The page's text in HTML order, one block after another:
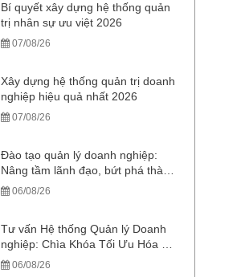
Bí quyết xây dựng hệ thống quản
trị nhân sự ưu việt 2026
07/08/26
Xây dựng hệ thống quản trị doanh
nghiệp hiệu quả nhất 2026
07/08/26
Đào tạo quản lý doanh nghiệp:
Nâng tầm lãnh đạo, bứt phá thành
công06/08/26
Tư vấn Hệ thống Quản lý Doanh
nghiệp: Chìa Khóa Tối Ưu Hóa &
Bứt Phá Doanh Thu
06/08/26